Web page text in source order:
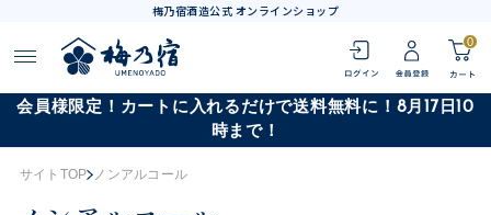
梅乃宿酒造公式 オンラインショップ
0
会員様限定！カートに入れるだけで送料無料に！8月17日10
時まで！
サイトTOP ノンアルコール